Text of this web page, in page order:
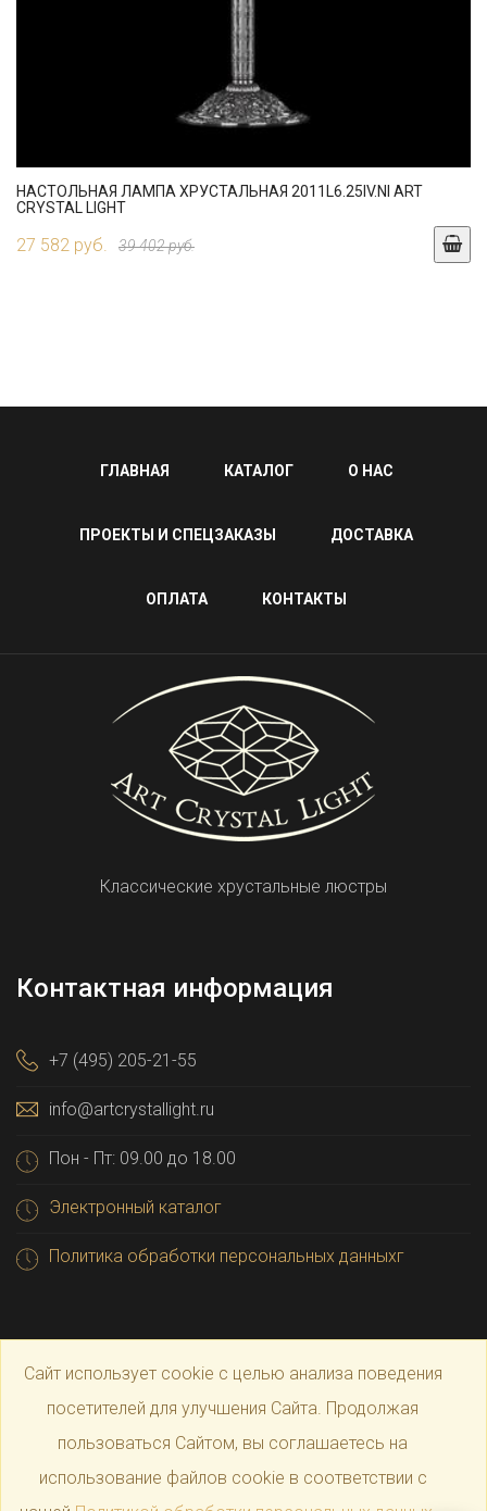
НАСТОЛЬНАЯ ЛАМПА ХРУСТАЛЬНАЯ 2011L6.25IV.NI ART
CRYSTAL LIGHT
27 582 руб. 39 402 руб.
ГЛАВНАЯ КАТАЛОГ О НАС
ПРОЕКТЫ И СПЕЦЗАКАЗЫ ДОСТАВКА
ОПЛАТА КОНТАКТЫ
Классические хрустальные люстры
Контактная информация
+7 (495) 205-21-55
info@artcrystallight.ru
Пон - Пт: 09.00 до 18.00
Электронный каталог
Политика обработки персональных данныхг
Сайт использует cookie с целью анализа поведения
посетителей для улучшения Сайта. Продолжая
пользоваться Сайтом, вы соглашаетесь на
использование файлов cookie в соответствии с